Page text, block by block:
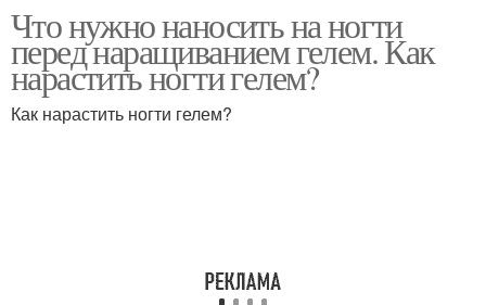
Что нужно наносить на ногти
перед наращиванием гелем. Как
нарастить ногти гелем?
Как нарастить ногти гелем?